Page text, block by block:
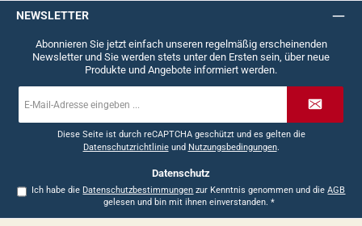
NEWSLETTER
Abonnieren Sie jetzt einfach unseren regelmäßig erscheinenden
Newsletter und Sie werden stets unter den Ersten sein, über neue
Produkte und Angebote informiert werden.
Mail-
Diese Seite ist durch reCAPTCHA geschützt und es gelten die
Datenschutzrichtlinieund Nutzungsbedingungen.
Datenschutz
Ich habe die Datenschutzbestimmungen zur Kenntnis genommen und dieAGB
gelesen und bin mit ihnen einverstanden. *